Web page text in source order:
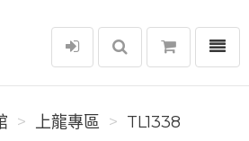
選單
上龍專區 TL1338